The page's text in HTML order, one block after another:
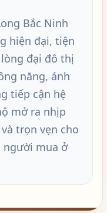
Bắc Ninh
hiện đại, tiện
đại đô thị
năng, ánh
tiếp cận hệ
mở ra nhịp
trọn vẹn cho
người mua ở